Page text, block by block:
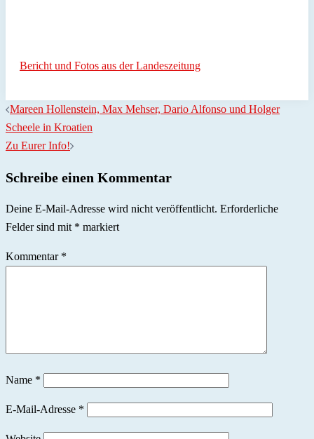
Bericht und Fotos aus der Landeszeitung
Beitragsnavigation
Mareen Hollenstein, Max Mehser, Dario Alfonso und Holger
Scheele in Kroatien
Zu Eurer Info!
Schreibe einen Kommentar
Deine E-Mail-Adresse wird nicht veröffentlicht. Erforderliche
Felder sind mit * markiert
Kommentar *
Name *
E-Mail-Adresse *